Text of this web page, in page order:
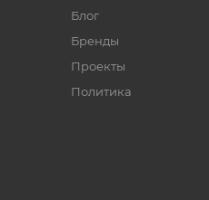
Блог
Бренды
Проекты
Политика